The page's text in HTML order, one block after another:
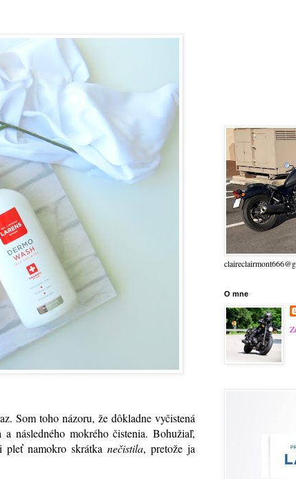
Som toho názoru, že dôkladne vyčistená
následného mokrého čistenia. Bohužiaľ,
pleť namokro skrátka nečistila, pretože ja
O mne